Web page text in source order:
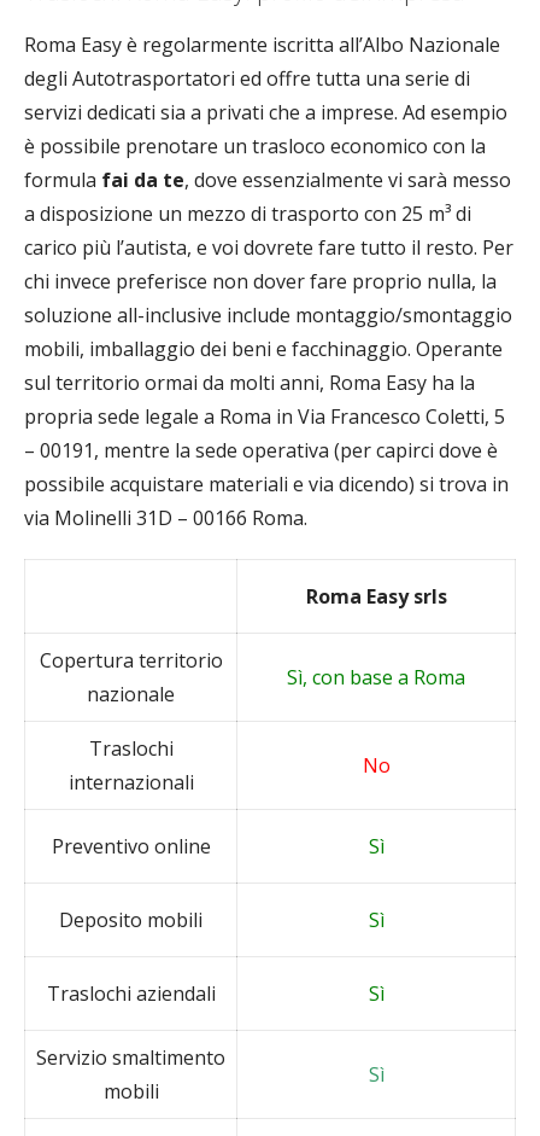
Roma Easy è regolarmente iscritta all’Albo Nazionale
degli Autotrasportatori ed offre tutta una serie di
servizi dedicati sia a privati che a imprese. Ad esempio
è possibile prenotare un trasloco economico con la
formula fai da te, dove essenzialmente vi sarà messo
a disposizione un mezzo di trasporto con 25 m³ di
carico più l’autista, e voi dovrete fare tutto il resto. Per
chi invece preferisce non dover fare proprio nulla, la
soluzione all-inclusive include montaggio/smontaggio
mobili, imballaggio dei beni e facchinaggio. Operante
sul territorio ormai da molti anni, Roma Easy ha la
propria sede legale a Roma in Via Francesco Coletti, 5
– 00191, mentre la sede operativa (per capirci dove è
possibile acquistare materiali e via dicendo) si trova in
via Molinelli 31D – 00166 Roma.
Roma Easy srls
Copertura territorio
nazionale
Sì, con base a Roma
Traslochi
internazionali
No
Preventivo online Sì
Deposito mobili Sì
Traslochi aziendali Sì
Servizio smaltimento
mobili
Sì